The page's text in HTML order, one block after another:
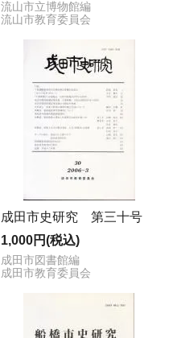
流山市立博物館編
流山市教育委員会
成田市史研究 第三十号
1,000円(税込)
成田市図書館編
成田市教育委員会